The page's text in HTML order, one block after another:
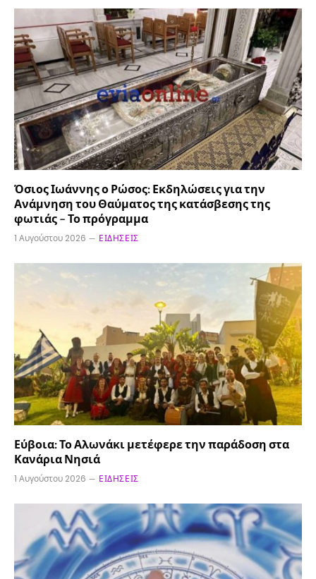
Όσιος Ιωάννης ο Ρώσος: Εκδηλώσεις για την
Ανάμνηση του Θαύματος της κατάσβεσης της
φωτιάς – Το πρόγραμμα
1 Αυγούστου 2026 ΕΙΔΉΣΕΙΣ
Εύβοια: Το Αλωνάκι μετέφερε την παράδοση στα
Κανάρια Νησιά
1 Αυγούστου 2026 ΕΙΔΉΣΕΙΣ